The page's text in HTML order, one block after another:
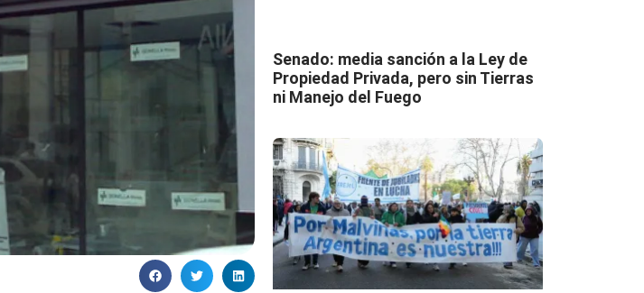
Senado: media sanción a la Ley de
Propiedad Privada, pero sin Tierras
ni Manejo del Fuego